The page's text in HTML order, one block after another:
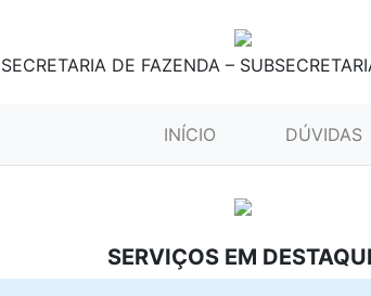
SECRETARIA DE FAZENDA –
INÍCIO (CURRENT)DÚVIDAS
SERVIÇOS EM